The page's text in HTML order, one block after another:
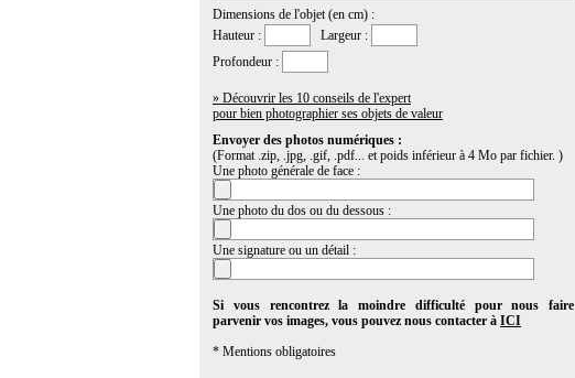
Dimensions de l'objet (en cm) :
Hauteur :
Largeur :
Profondeur :
» Découvrir les 10 conseils de l'expert
pour bien photographier ses objets de valeur
Envoyer des photos numériques :
(Format .zip, .jpg, .gif, .pdf... et poids inférieur à 4 Mo par fichier. )
Une photo générale de face :
Une photo du dos ou du dessous :
Une signature ou un détail :
Si vous rencontrez la moindre difficulté pour nous faire
parvenir vos images, vous pouvez nous contacter à ICI
* Mentions obligatoires